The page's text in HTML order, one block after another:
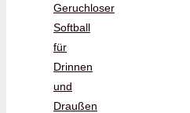
Geruchloser
Softball
für
Drinnen
und
Draußen